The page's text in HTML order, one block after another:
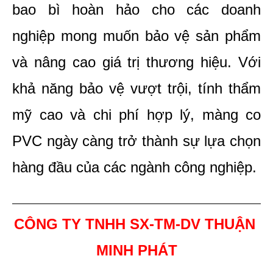
bao bì hoàn hảo cho các doanh
nghiệp mong muốn bảo vệ sản phẩm
và nâng cao giá trị thương hiệu. Với
khả năng bảo vệ vượt trội, tính thẩm
mỹ cao và chi phí hợp lý, màng co
PVC ngày càng trở thành sự lựa chọn
hàng đầu của các ngành công nghiệp.
CÔNG TY TNHH SX-TM-DV THUẬN
MINH PHÁT